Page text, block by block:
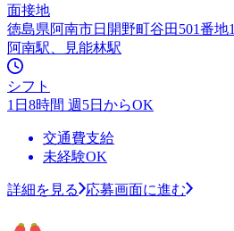
面接地
徳島県阿南市日開野町谷田501番地1
阿南駅、見能林駅
シフト
1日8時間 週5日からOK
交通費支給
未経験OK
詳細を見る 応募画面に進む